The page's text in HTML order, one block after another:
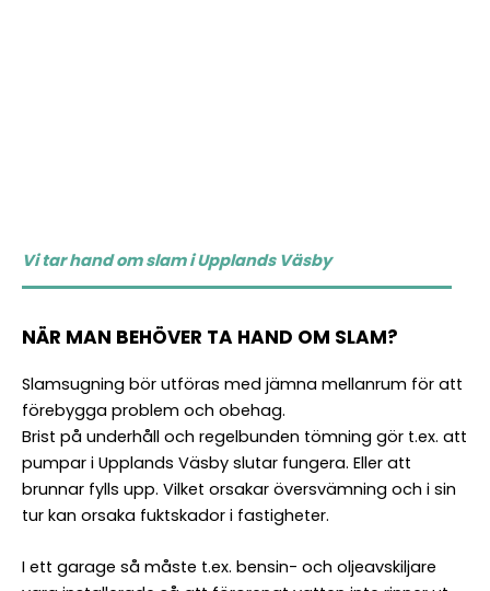
Vi tar hand om slam i Upplands Väsby
NÄR MAN BEHÖVER TA HAND OM SLAM?
Slamsugning bör utföras med jämna mellanrum för att
förebygga problem och obehag.
Brist på underhåll och regelbunden tömning gör t.ex. att
pumpar i Upplands Väsby slutar fungera. Eller att
brunnar fylls upp. Vilket orsakar översvämning och i sin
tur kan orsaka fuktskador i fastigheter.
I ett garage så måste t.ex. bensin- och oljeavskiljare